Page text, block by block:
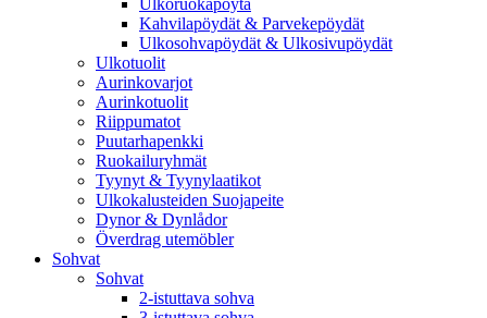
Ulkoruokapöytä
Kahvilapöydät & Parvekepöydät
Ulkosohvapöydät & Ulkosivupöydät
Ulkotuolit
Aurinkovarjot
Aurinkotuolit
Riippumatot
Puutarhapenkki
Ruokailuryhmät
Tyynyt & Tyynylaatikot
Ulkokalusteiden Suojapeite
Dynor & Dynlådor
Överdrag utemöbler
Sohvat
Sohvat
2-istuttava sohva